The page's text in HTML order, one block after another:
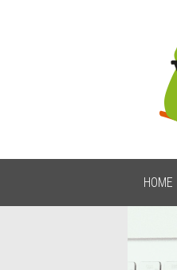
HOME